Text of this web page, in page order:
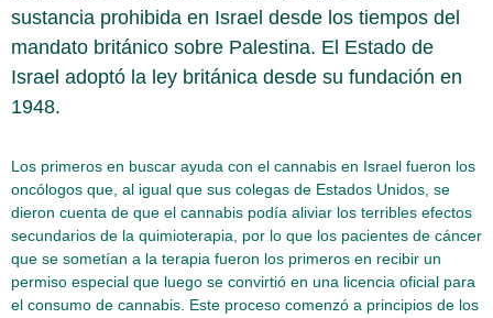
sustancia prohibida en Israel desde los tiempos del
mandato británico sobre Palestina. El Estado de
Israel adoptó la ley británica desde su fundación en
1948.
Los primeros en buscar ayuda con el cannabis en Israel fueron los
oncólogos que, al igual que sus colegas de Estados Unidos, se
dieron cuenta de que el cannabis podía aliviar los terribles efectos
secundarios de la quimioterapia, por lo que los pacientes de cáncer
que se sometían a la terapia fueron los primeros en recibir un
permiso especial que luego se convirtió en una licencia oficial para
el consumo de cannabis. Este proceso comenzó a principios de los